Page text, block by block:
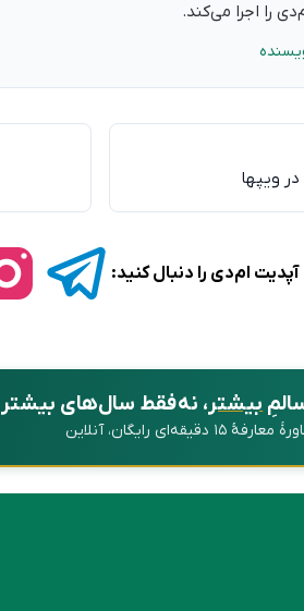
را اجرا می‌کند.
ویپها
آپدیت ام‌دی را دنبال کنید:
بیشتر، نه فقط سال‌های بیشتر
۱۵ دقیقه‌ای رایگان، آنلاین